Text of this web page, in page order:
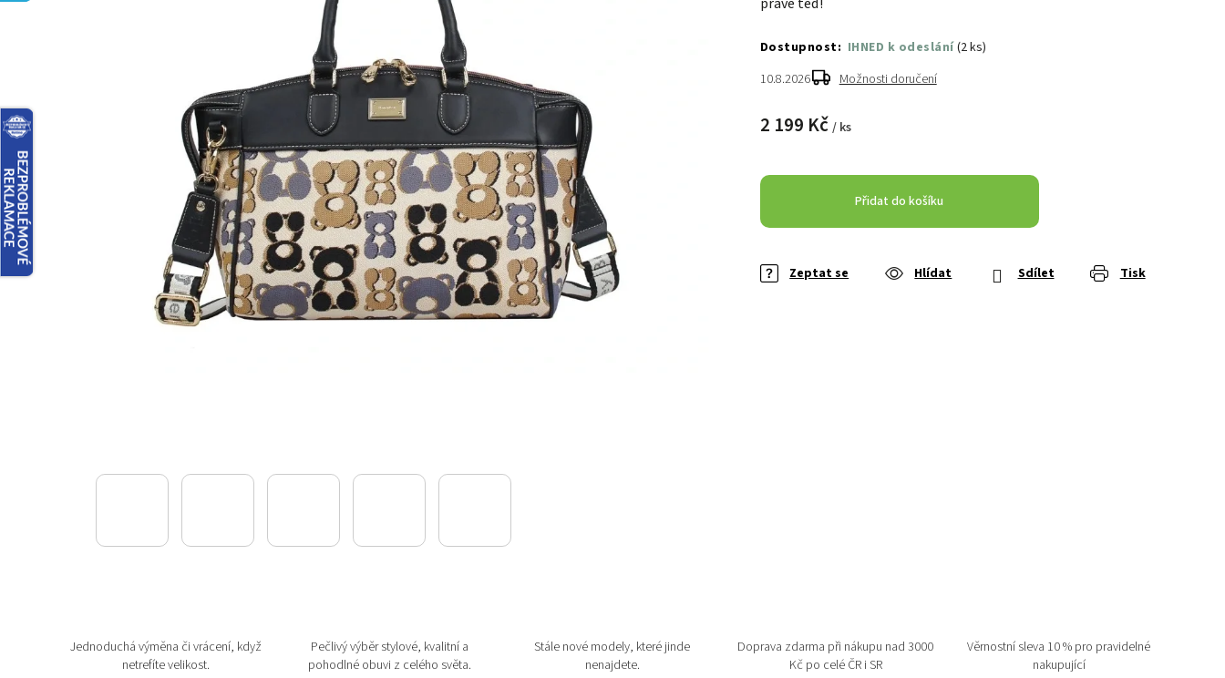
2 199 Kč / ks
IHNED k odeslání(2 ks)
10.8.2026
Možnosti doručení
Přidat do košíku
Tisk
Zeptat se Hlídat Sdílet
Jednoduchá výměna či vrácení, když
netrefíte velikost.
Pečlivý výběr stylové, kvalitní a
pohodlné obuvi z celého světa.
Stále nové modely, které jinde
nenajdete.
Doprava zdarma při nákupu nad 3000
Kč po celé ČR i SR
Věrnostní sleva 10 % pro pravidelné
nakupující